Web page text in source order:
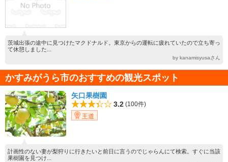
茨城出張の途中に見つけたマクドナルド。東京からの運転に疲れていたので立ち寄っ
て休憩しました...
by kanamisyusaさん
かすみがうら市のおすすめの観光スポット
矢口果樹園
3.2 (100件)
王道
計画性のない妻が梨狩りに行きたいと前日に言うのでじゃらんにて検索。すぐに当該
果樹園を見つけ...